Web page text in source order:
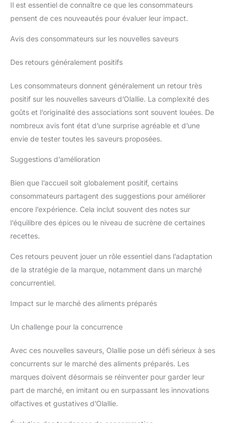
Il est essentiel de connaître ce que les consommateurs
pensent de ces nouveautés pour évaluer leur impact.
Avis des consommateurs sur les nouvelles saveurs
Des retours généralement positifs
Les consommateurs donnent généralement un retour très
positif sur les nouvelles saveurs d’Olallie. La complexité des
goûts et l’originalité des associations sont souvent louées. De
nombreux avis font état d’une surprise agréable et d’une
envie de tester toutes les saveurs proposées.
Suggestions d’amélioration
Bien que l’accueil soit globalement positif, certains
consommateurs partagent des suggestions pour améliorer
encore l’expérience. Cela inclut souvent des notes sur
l’équilibre des épices ou le niveau de sucrène de certaines
recettes.
Ces retours peuvent jouer un rôle essentiel dans l’adaptation
de la stratégie de la marque, notamment dans un marché
concurrentiel.
Impact sur le marché des aliments préparés
Un challenge pour la concurrence
Avec ces nouvelles saveurs, Olallie pose un défi sérieux à ses
concurrents sur le marché des aliments préparés. Les
marques doivent désormais se réinventer pour garder leur
part de marché, en imitant ou en surpassant les innovations
olfactives et gustatives d’Olallie.